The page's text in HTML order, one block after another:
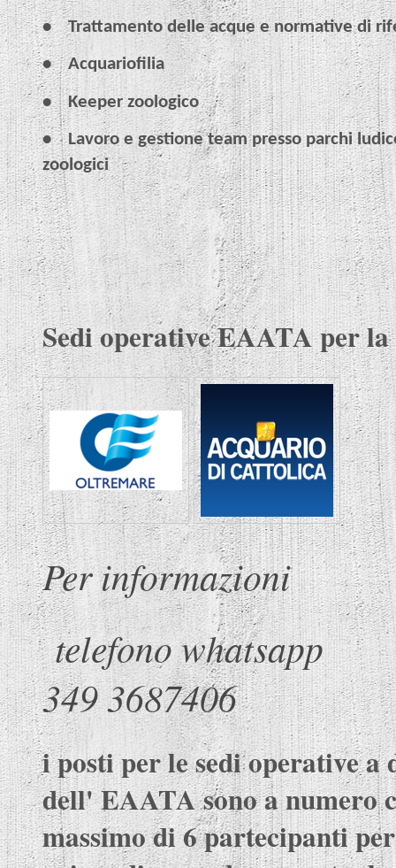
• Trattamento delle acque e normative di
• Acquariofilia
• Keeper zoologico
•
Lavoro e gestione team presso parchi
zoologici
Sedi operative EAATA per
Per informazioni
telefono
349 3687406
i posti per le sedi operative a
dell' EAATA sono a numero
massimo di 6 partecipanti